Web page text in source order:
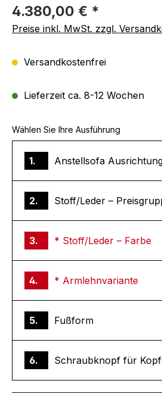
Regulärer Preis:
4.380,00 € *
Preise inkl. MwSt. zzgl.
Versandkostenfrei
Lieferzeit ca. 8-12 Wochen
Wählen Sie Ihre Ausführung
1. Anstellsofa
2. Stoff/Leder –
3. * Stoff/Leder – Farbe
4. * Armlehnvariante
5. Fußform
6. Schraubknopf für